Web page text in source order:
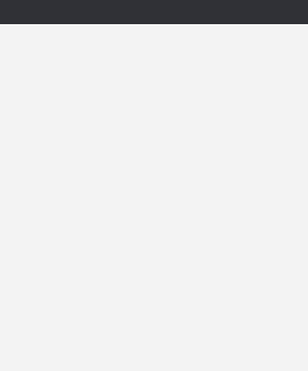
FOTOGRAFIA, EDUKACJA I HI-TECH